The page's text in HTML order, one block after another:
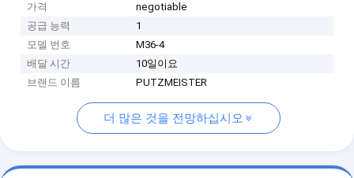
가격
negotiable
공급 능력
1
모델 번호
M36-4
배달 시간
10일이요
브랜드 이름
PUTZMEISTER
더 많은 것을 전망하십시오